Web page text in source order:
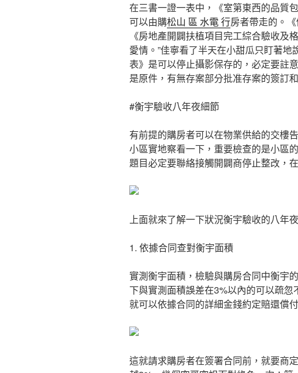
在三書一證一表中，《室第東西的品質
可以由購松山 區 水電 行房者帶走的。
《房地產開闢扶植項目完工綜合驗收及
愛情。”佳寧看了半天在小甜瓜只盯著
表》是可以停止攝影保存的，必定要註
是原件，有無存案部分批准存案的簽訂
#衡宇驗收八年夜細節
有前提的購房者可以在物業供給的交樓
小區實地察看一下，重要檢查的是小區
題目必定要聯絡接觸開闢商停止整改，
上面就來了解一下狀況衡宇驗收的八年
1. 依據合同查對衡宇面積
實測衡宇面積，檢驗與購房合同中衡宇
下與實測面積誤差在3%以內的可以疏
就可以依據合同的詳細金錢約定賠還償
這就請求購房者在簽署合同前，就要商